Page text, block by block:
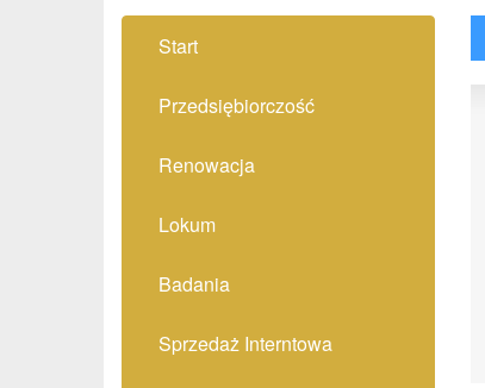
Start
Przedsiębiorczość
Renowacja
Lokum
Badania
Sprzedaż Interntowa